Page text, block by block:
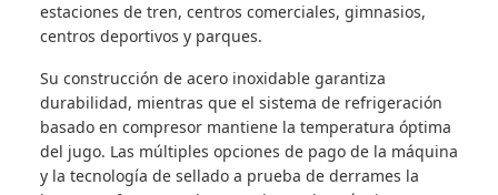
estaciones de tren, centros comerciales, gimnasios,
centros deportivos y parques.
Su construcción de acero inoxidable garantiza
durabilidad, mientras que el sistema de refrigeración
basado en compresor mantiene la temperatura óptima
del jugo. Las múltiples opciones de pago de la máquina
y la tecnología de sellado a prueba de derrames la